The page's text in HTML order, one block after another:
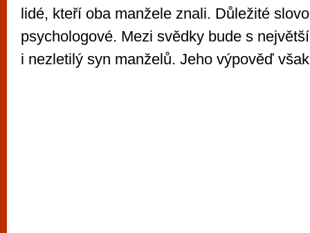
lidé, kteří oba manžele znali. Důležité
psychologové. Mezi svědky bude s
i nezletilý syn manželů. Jeho výpověď